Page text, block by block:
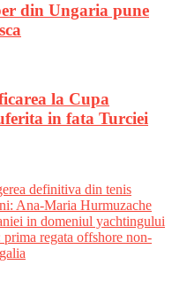
din Ungaria pune
la Cupa
in fata Turciei
definitiva din tenis
Ana-Maria Hurmuzache
in domeniul yachtingului
regata offshore non-